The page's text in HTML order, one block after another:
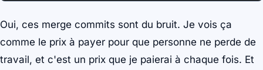
Oui, ces merge commits sont du bruit. Je vois ça
comme le prix à payer pour que personne ne perde de
travail, et c'est un prix que je paierai à chaque fois. Et